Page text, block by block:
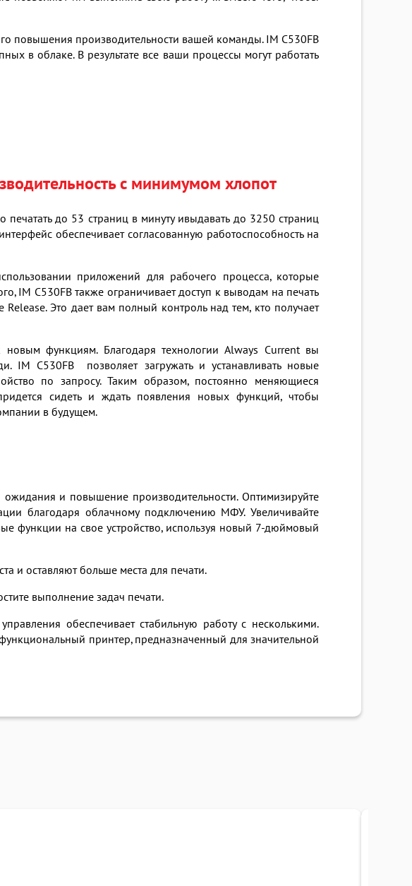
повышения производительности вашей команды. IM C530FB
в облаке. В результате все ваши процессы могут работать
с минимумом хлопот
до 53 страниц в минуту и​​выдавать до 3250 страниц
обеспечивает согласованную работоспособность на
приложений для рабочего процесса, которые
IM C530FB также ограничивает доступ к выводам на печать
Это дает вам полный контроль над тем, кто получает
новым функциям. Благодаря технологии Always Current вы
IM C530FB позволяет загружать и устанавливать новые
по запросу. Таким образом, постоянно меняющиеся
сидеть и ждать появления новых функций, чтобы
в будущем.
и повышение производительности. Оптимизируйте
благодаря облачному подключению МФУ. Увеличивайте
функции на свое устройство, используя новый 7-дюймовый
и оставляют больше места для печати.
выполнение задач печати.
обеспечивает стабильную работу с несколькими.
принтер, предназначенный для значительной